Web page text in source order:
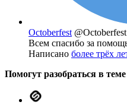
Octoberfest @Octoberfest
Всем спасибо за
Написано более трёх
Помогут разобраться в теме